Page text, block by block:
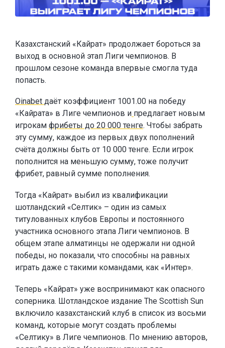
Казахстанский «Кайрат» продолжает бороться за
выход в основной этап Лиги чемпионов. В
прошлом сезоне команда впервые смогла туда
попасть.
Oinabet даёт коэффициент 1001.00 на победу
«Кайрата» в Лиге чемпионов и предлагает новым
игрокам фрибеты до 20 000 тенге. Чтобы забрать
эту сумму, каждое из первых двух пополнений
счёта должны быть от 10 000 тенге. Если игрок
пополнится на меньшую сумму, тоже получит
фрибет, равный сумме пополнения.
Тогда «Кайрат» выбил из квалификации
шотландский «Селтик» – один из самых
титулованных клубов Европы и постоянного
участника основного этапа Лиги чемпионов. В
общем этапе алматинцы не одержали ни одной
победы, но показали, что способны на равных
играть даже с такими командами, как «Интер».
Теперь «Кайрат» уже воспринимают как опасного
соперника. Шотландское издание The Scottish Sun
включило казахстанский клуб в список из восьми
команд, которые могут создать проблемы
«Селтику» в Лиге чемпионов. По мнению авторов,